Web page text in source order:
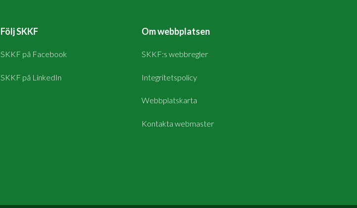
Följ SKKF
SKKF på Facebook
SKKF på LinkedIn
Om webbplatsen
SKKF:s webbregler
Integritetspolicy
Webbplatskarta
Kontakta webmaster